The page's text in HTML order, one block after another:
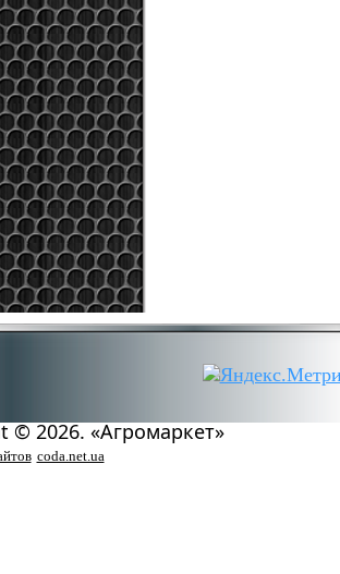
© 2026. «Агромаркет»
coda.net.ua